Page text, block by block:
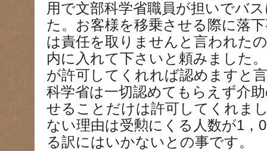
用で文部科学省職員が担いでバ
た。お客様を移乗させる際に落
は責任を取りませんと言われた
内に入れて下さいと頼みました
が許可してくれれば認めますと
科学省は一切認めてもらえず介
せることだけは許可してくれま
ない理由は受勲にくる人数が1，
る訳にはいかないとの事です。